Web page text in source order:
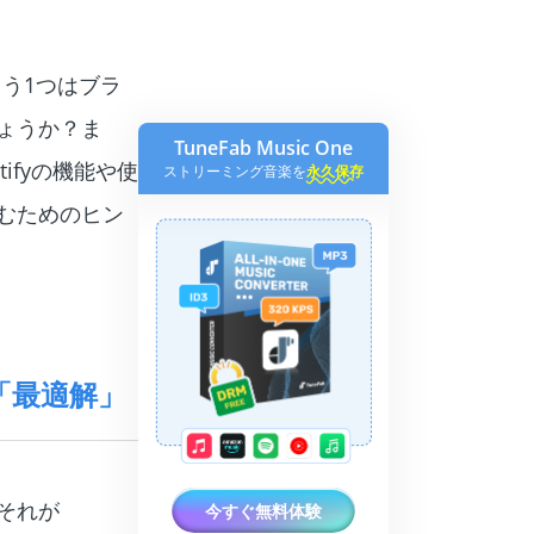
1つはブラ
うか？ま
の機能や使
ためのヒン
適解」
れが
TuneFab Music One
ストリーミング音楽を永久保存
今すぐ無料体験